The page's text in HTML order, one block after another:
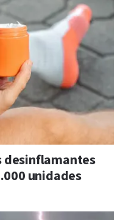
desinflamantes
unidades